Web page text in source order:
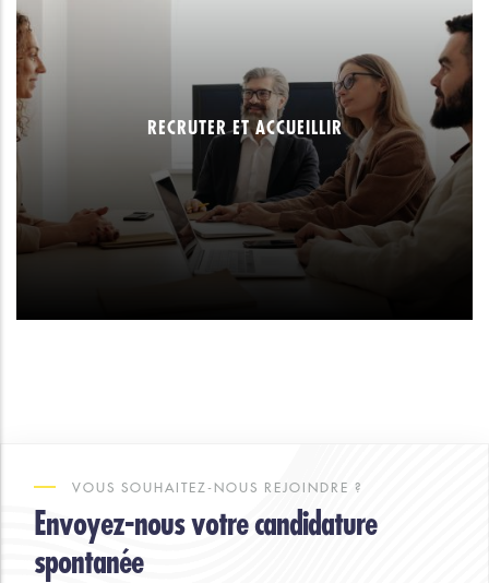
RECRUTER ET ACCUEILLIR
VOUS SOUHAITEZ-NOUS REJOINDRE ?
Envoyez-nous votre candidature
spontanée